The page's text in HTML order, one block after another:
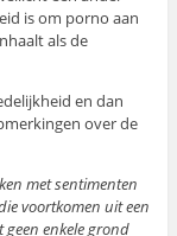
is om porno aan
als de
en dan
over de
met sentimenten
voortkomen uit een
geen enkele grond